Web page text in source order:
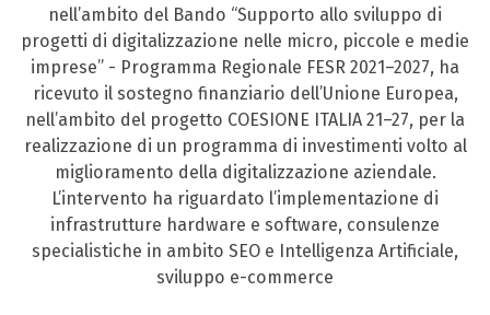
nell’ambito del Bando “Supporto allo sviluppo di
progetti di digitalizzazione nelle micro, piccole e medie
imprese” - Programma Regionale FESR 2021–2027, ha
ricevuto il sostegno finanziario dell’Unione Europea,
nell’ambito del progetto COESIONE ITALIA 21–27, per la
realizzazione di un programma di investimenti volto al
miglioramento della digitalizzazione aziendale.
L’intervento ha riguardato l’implementazione di
infrastrutture hardware e software, consulenze
specialistiche in ambito SEO e Intelligenza Artificiale,
sviluppo e-commerce